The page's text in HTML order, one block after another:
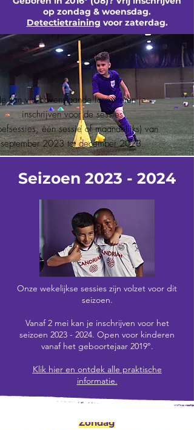
op zondag & woensdag.
Detectietraining voor zaterdag.
Zaterdag
Geboren in2019-2018-2017-2016?
U5*-U6-U7-U8*
Wachtlijst
Wachtlijst
Geboren in2018-2017-2016°?
U6-U7-U8
Zondag
kan via bovenstaande formulieren je
inschrijven voor de sessies
één sessie of maandelijks) van
september 2023 tot december 2023.
Seizoen 2023 - 2024
Onze wekelijkse sessies zijn volzet voor dit
seizoen.
Vanaf 2 mei kan je inschrijven voor het
seizoen 2023 - 2024. Open voor kinderen
vanaf het geboortejaar 2019°.
Klik hier en ontdek alle praktische
informatie.